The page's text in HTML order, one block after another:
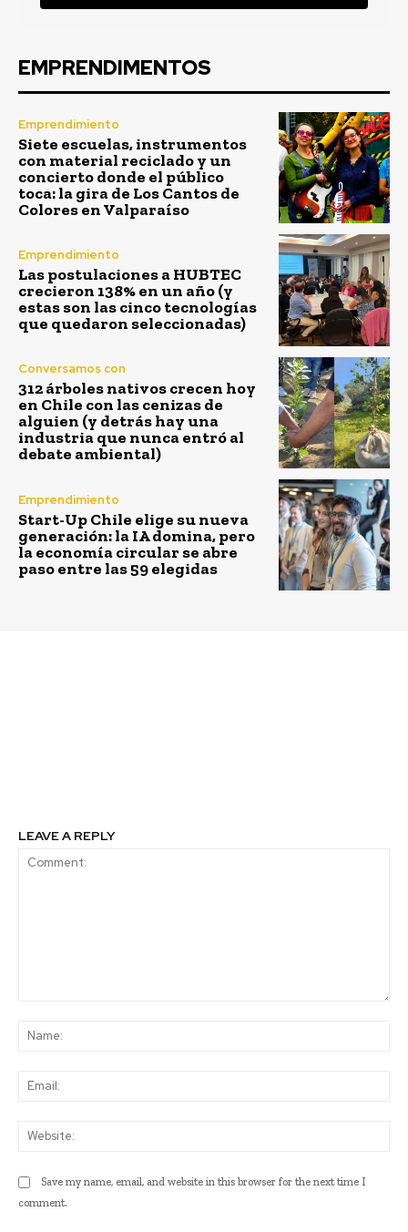
EMPRENDIMENTOS
Emprendimiento
Siete escuelas, instrumentos
con material reciclado y un
concierto donde el público
toca: la gira de Los Cantos de
Colores en Valparaíso
Emprendimiento
Las postulaciones a HUBTEC
crecieron 138% en un año (y
estas son las cinco tecnologías
que quedaron seleccionadas)
Conversamos con
312 árboles nativos crecen hoy
en Chile con las cenizas de
alguien (y detrás hay una
industria que nunca entró al
debate ambiental)
Emprendimiento
Start-Up Chile elige su nueva
generación: la IA domina, pero
la economía circular se abre
paso entre las 59 elegidas
LEAVE A REPLY
Save my name, email, and website in this browser for the next time I
comment.